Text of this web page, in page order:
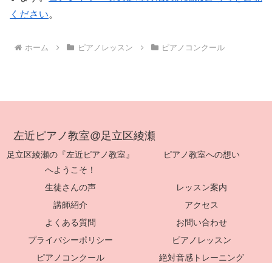
ください。
ホーム ピアノレッスン ピアノコンクール
左近ピアノ教室@足立区綾瀬
足立区綾瀬の『左近ピアノ教室』
へようこそ！
ピアノ教室への想い
生徒さんの声
レッスン案内
講師紹介
アクセス
よくある質問
お問い合わせ
プライバシーポリシー
ピアノレッスン
ピアノコンクール
絶対音感トレーニング